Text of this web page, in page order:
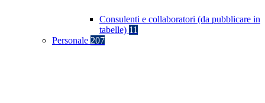
Consulenti e collaboratori (da pubblicare in
tabelle) 11
Personale 207